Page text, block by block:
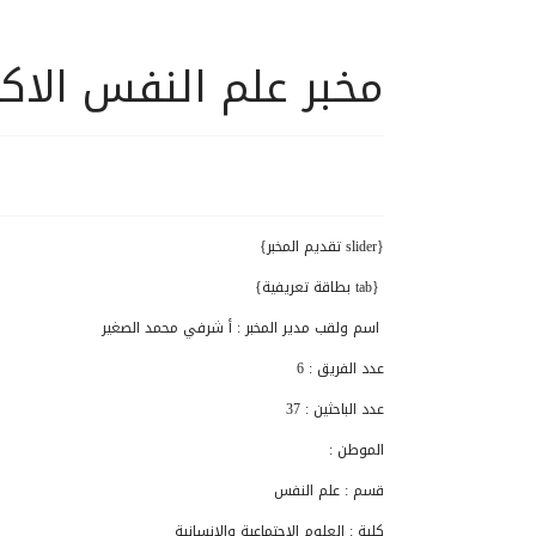
مخبر علم النفس
{slider تقديم المخبر}
{tab بطاقة تعريفية}
اسم ولقب مدير المخبر : أ شرفي محمد الصغير
عدد الفريق : 6
عدد الباحثين : 37
الموطن :
قسم : علم النفس